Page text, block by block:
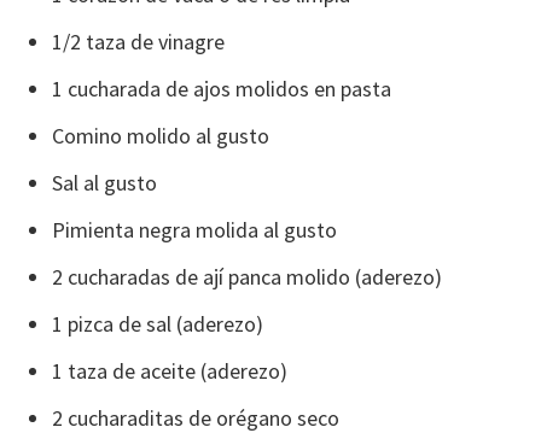
1/2 taza de vinagre
1 cucharada de ajos molidos en pasta
Comino molido al gusto
Sal al gusto
Pimienta negra molida al gusto
2 cucharadas de ají panca molido (aderezo)
1 pizca de sal (aderezo)
1 taza de aceite (aderezo)
2 cucharaditas de orégano seco